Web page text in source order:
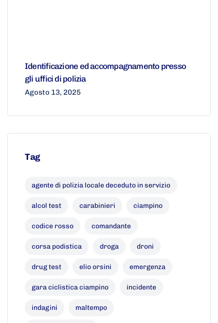
Identificazione ed accompagnamento presso
gli uffici di polizia
Agosto 13, 2025
Tag
agente di polizia locale deceduto in servizio
alcol test carabinieri ciampino
codice rosso comandante
corsa podistica droga droni
drug test elio orsini emergenza
gara ciclistica ciampino incidente
indagini maltempo